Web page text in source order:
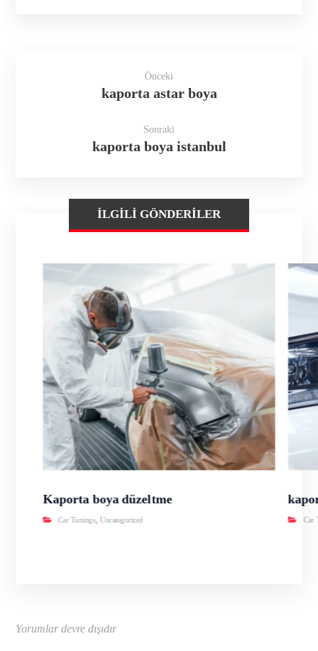
Önceki
kaporta astar boya
Sonraki
kaporta boya istanbul
İLGILI GÖNDERILER
Kaporta boya düzeltme
Car Tunings Uncategorized Car
Yorumlar devre dışıdır